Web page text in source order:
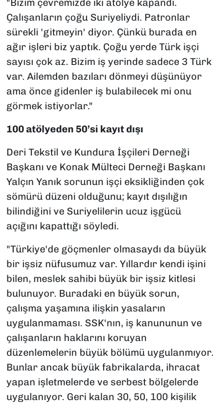
"Bizim çevremizde iki atölye kapandı.
Çalışanların çoğu Suriyeliydi. Patronlar
sürekli 'gitmeyin' diyor. Çünkü burada en
ağır işleri biz yaptık. Çoğu yerde Türk işçi
sayısı çok az. Bizim iş yerinde sadece 3 Türk
var. Ailemden bazıları dönmeyi düşünüyor
ama önce gidenler iş bulabilecek mi onu
görmek istiyorlar."
100 atölyeden 50’si kayıt dışı
Deri Tekstil ve Kundura İşçileri Derneği
Başkanı ve Konak Mülteci Derneği Başkanı
Yalçın Yanık sorunun işçi eksikliğinden çok
sömürü düzeni olduğunu; kayıt dışılığın
bilindiğini ve Suriyelilerin ucuz işgücü
açığını kapattığı söyledi.
"Türkiye'de göçmenler olmasaydı da büyük
bir işsiz nüfusumuz var. Yıllardır kendi işini
bilen, meslek sahibi büyük bir işsiz kitlesi
bulunuyor. Buradaki en büyük sorun,
çalışma yaşamına ilişkin yasaların
uygulanmaması. SSK'nın, iş kanununun ve
çalışanların haklarını koruyan
düzenlemelerin büyük bölümü uygulanmıyor.
Bunlar ancak büyük fabrikalarda, ihracat
yapan işletmelerde ve serbest bölgelerde
uygulanıyor. Geri kalan 30, 50, 100 kişilik